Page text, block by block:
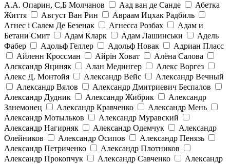
А.А. Опарин, С,Б Молчанов
Аад ван де Санде
Абетка
Життя
Август Ван Рин
Авраам Ицхак Радбиль
Агнес і Салем Де Безенак
Агнесса Розбах
Адам и
Бетани Смит
Адам Кларк Адам Лашинськи
Адель
Фабер
Адольф Геллер Адольф Новак
Адриан Пласс
Айленн Кроссман
Айрін Ховат
Алёна Салова
Алєксандр Яциняк
Алан Медингер
Алекс Воргез
Алекс Д. Монтойя
Александр Вейс
Александр Вечный
Александр Вялов
Александр Дмитриевич Беспалов
Александр Дудник
Александр Жибрик
Александр
Занемонец
Александр Кравченко
Александр Мень
Александр Мотыльков
Александр Муравский
Александр Нагирняк
Александр Одемчук
Александр
Олейников
Александр Осипов
Александр Пенязь
Александр Петриченко
Александр Плотников
Александр Прокопчук
Александр Савченко
Александр